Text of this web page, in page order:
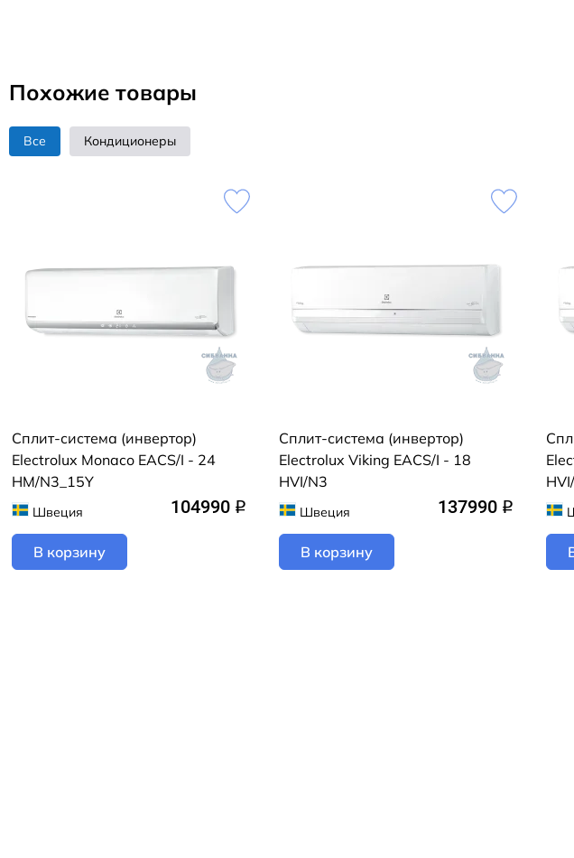
Похожие товары
Все Кондиционеры
Сплит-система (инвертор)
Electrolux Monaco EACS/I - 24
HM/N3_15Y
Швеция 104990 q
В корзину
Сплит-система (инвертор)
Electrolux Viking EACS/I - 18
HVI/N3
Швеция 137990 q
В корзину